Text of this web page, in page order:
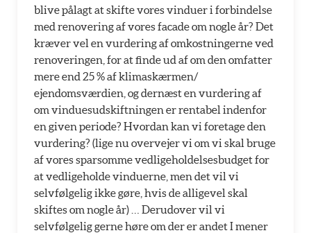
blive pålagt at skifte vores vinduer i forbindelse
med renovering af vores facade om nogle år? Det
kræver vel en vurdering af omkostningerne ved
renoveringen, for at finde ud af om den omfatter
mere end 25 % af klimaskærmen/
ejendomsværdien, og dernæst en vurdering af
om vinduesudskiftningen er rentabel indenfor
en given periode? Hvordan kan vi foretage den
vurdering? (lige nu overvejer vi om vi skal bruge
af vores sparsomme vedligeholdelsesbudget for
at vedligeholde vinduerne, men det vil vi
selvfølgelig ikke gøre, hvis de alligevel skal
skiftes om nogle år) … Derudover vil vi
selvfølgelig gerne høre om der er andet I mener